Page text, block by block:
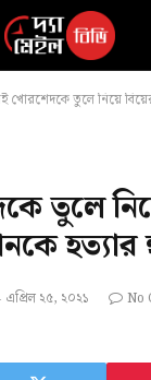
খোরশেদকে তুলে নিয়ে বিয়ের চেষ্টা,
তুলে
এপ্রিল ২৫, ২০২১
No